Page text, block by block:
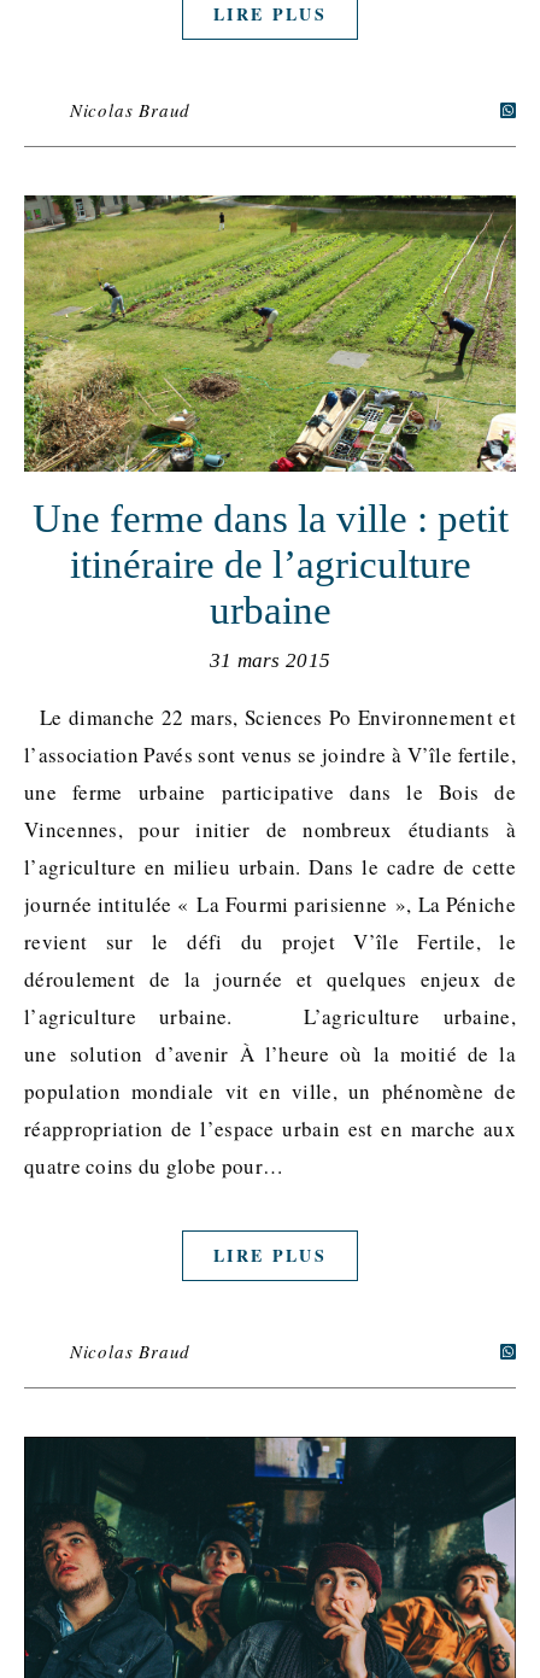
LIRE PLUS
Nicolas Braud
Une ferme dans la ville : petit
itinéraire de l’agriculture
urbaine
31 mars 2015
Le dimanche 22 mars, Sciences Po Environnement et
l’association Pavés sont venus se joindre à V’île fertile,
une ferme urbaine participative dans le Bois de
Vincennes, pour initier de nombreux étudiants à
l’agriculture en milieu urbain. Dans le cadre de cette
journée intitulée « La Fourmi parisienne », La Péniche
revient sur le défi du projet V’île Fertile, le
déroulement de la journée et quelques enjeux de
l’agriculture urbaine. L’agriculture urbaine,
une solution d’avenir À l’heure où la moitié de la
population mondiale vit en ville, un phénomène de
réappropriation de l’espace urbain est en marche aux
quatre coins du globe pour…
LIRE PLUS
Nicolas Braud